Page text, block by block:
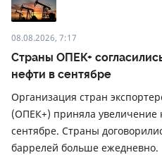
08.08.2026, 7:17
Страны ОПЕК+
нефти в сентябре
Организация стран
(ОПЕК+) приняла увеличение
сентябре. Страны
баррелей больше ежедневно.